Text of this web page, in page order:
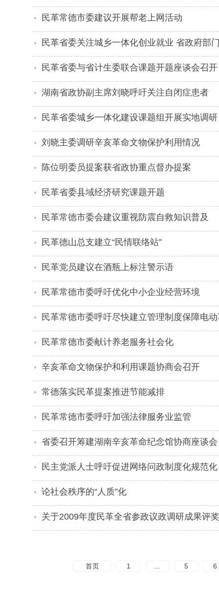
民革常德市委建议开展帮老上网活动
民革省委关注城乡一体化创业就业 省政府部
民革省委与省计生委联合课题开题座谈会召开
湖南省政协副主席刘晓呼吁关注自闭症患者
民革省委城乡一体化建设课题组开展实地调研
刘晓主委调研辛亥革命文物保护利用情况
陈位明委员提案获省政协重点督办提案
民革省委县域经济研究课题开题
民革常德市委会建议重视防震自救知识普及
民革德山总支建立“民情联络站”
民革党员建议在酒瓶上标注警示语
民革常德市委呼吁优化中小企业经营环境
民革常德市委呼吁尽快建立管理制度保障电
民革常德市委献计养老服务社会化
辛亥革命文物保护和利用课题协商会召开
常德落实民革提案推进节能减排
民革常德市委呼吁加强法律服务业监管
省委召开筹建湖南辛亥革命纪念馆协商座谈会
民主党派人士呼吁促进网络问政制度化规范化
论社会秩序的“人质”化
关于2009年度民革全省参政议政调研成果评
首页 1 5 6